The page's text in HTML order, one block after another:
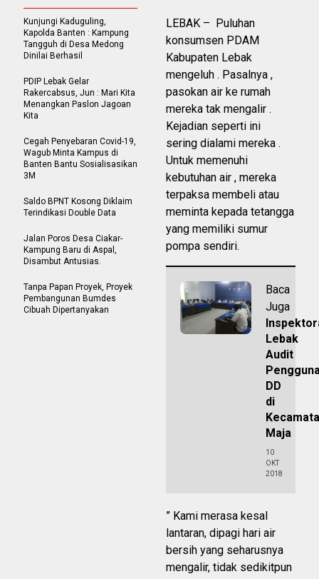
LEBAK – Puluhan
konsumsen PDAM
Kabupaten Lebak
mengeluh . Pasalnya ,
pasokan air ke rumah
mereka tak mengalir .
Kejadian seperti ini
sering dialami mereka .
Untuk memenuhi
kebutuhan air , mereka
terpaksa membeli atau
meminta kepada tetangga
yang memiliki sumur
pompa sendiri.
Baca
Juga
Lebak
Audit
DD
di
Maja
10
OKT
2018
” Kami merasa kesal
lantaran, dipagi hari air
bersih yang seharusnya
mengalir, tidak sedikitpun
Kunjungi Kaduguling,
Kapolda Banten : Kampung
Tangguh di Desa Medong
Dinilai Berhasil
PDIP Lebak Gelar
Rakercabsus, Jun : Mari Kita
Menangkan Paslon Jagoan
Kita
Cegah Penyebaran Covid-19,
Wagub Minta Kampus di
Banten Bantu Sosialisasikan
3M
Saldo BPNT Kosong Diklaim
Terindikasi Double Data
Jalan Poros Desa Ciakar-
Kampung Baru di Aspal,
Disambut Antusias.
Tanpa Papan Proyek, Proyek
Pembangunan Bumdes
Cibuah Dipertanyakan